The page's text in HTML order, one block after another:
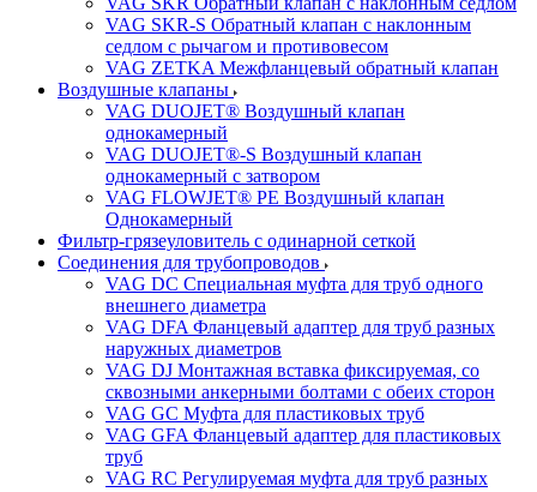
VAG SKR-S Обратный клапан с наклонным
седлом с рычагом и противовесом
VAG ZETKA Межфланцевый обратный клапан
Воздушные клапаны
VAG DUOJET® Воздушный клапан
однокамерный
VAG DUOJET®-S Воздушный клапан
однокамерный с затвором
VAG FLOWJET® PE Воздушный клапан
Однокамерный
Фильтр-грязеуловитель с одинарной сеткой
Соединения для трубопроводов
VAG DC Специальная муфта для труб одного
внешнего диаметра
VAG DFA Фланцевый адаптер для труб разных
наружных диаметров
VAG DJ Монтажная вставка фиксируемая, со
сквозными анкерными болтами с обеих сторон
VAG GC Муфта для пластиковых труб
VAG GFA Фланцевый адаптер для пластиковых
труб
VAG RC Регулируемая муфта для труб разных